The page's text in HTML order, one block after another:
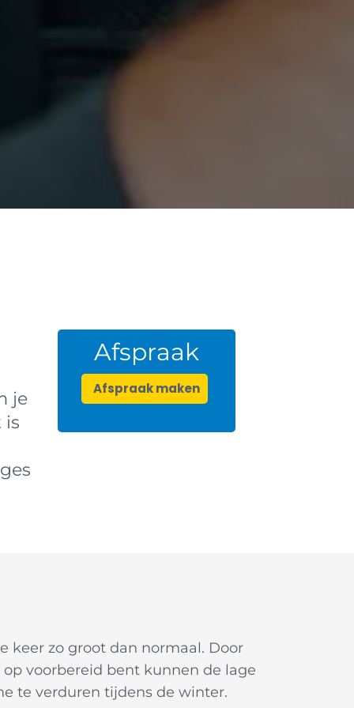
je
is
Afspraak
Afspraak maken
keer zo groot dan normaal. Door
voorbereid bent kunnen de lage
te verduren tijdens de winter.